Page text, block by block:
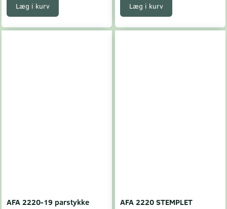
Læg i kurv Læg i kurv
AFA 2220-19 parstykke
AFA 2220 STEMPLET